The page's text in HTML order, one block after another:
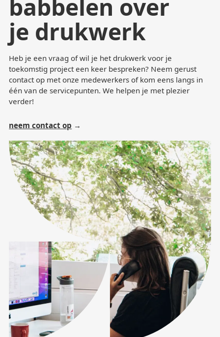
babbelen over
je drukwerk
Heb je een vraag of wil je het drukwerk voor je
toekomstig project een keer bespreken? Neem gerust
contact op met onze medewerkers of kom eens langs in
één van de servicepunten. We helpen je met plezier
verder!
neem contact op